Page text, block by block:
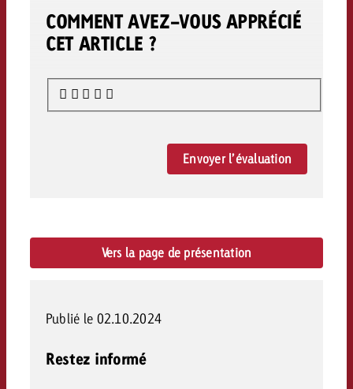
COMMENT AVEZ-VOUS APPRÉCIÉ
CET ARTICLE ?
Envoyer l’évaluation
Vers la page de présentation
Publié le 02.10.2024
Restez informé